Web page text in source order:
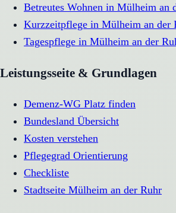
Betreutes Wohnen in Mülheim an
Kurzzeitpflege in Mülheim an der
Tagespflege in Mülheim an der
Leistungsseite & Grundlagen
Demenz-WG Platz finden
Bundesland Übersicht
Kosten verstehen
Pflegegrad Orientierung
Checkliste
Stadtseite Mülheim an der Ruhr